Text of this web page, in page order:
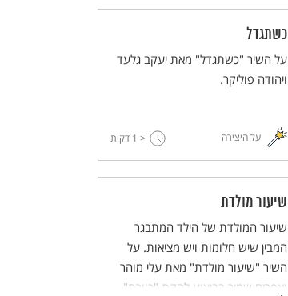
כשתגדל
על השיר "כשתגדל" מאת יעקב גלעד
ויהודה פוליקר.
על היצירה < 1 דקות
שיעור מולדת
שיעור המולדת של הילד המתבגר
המבין שיש חלומות ויש מציאות. על
השיר "שיעור מולדת" מאת עלי מוהר
ואפרים שמיר בביצוע להקת "כוורת".